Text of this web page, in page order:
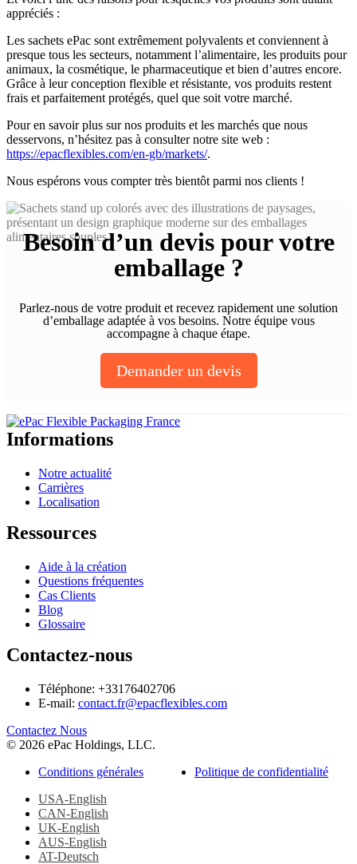
appréciés :
Les sachets ePac sont extrêmement polyvalents et conviennent à
presque tous les secteurs, notamment l’alimentaire, les produits pour
animaux, la cosmétique, le pharmaceutique et bien d’autres encore.
Grâce à leur conception flexible et résistante, vos produits restent
frais et parfaitement protégés, quel que soit votre marché.
Pour en savoir plus sur nos produits et les marchés que nous
desservons, n’hésitez pas à consulter notre site web :
https://epacflexibles.com/en-gb/markets/.
Nous espérons vous compter très bientôt parmi nos clients !
Besoin d’un devis pour votre
emballage ?
Parlez-nous de votre produit et recevez rapidement une solution
d’emballage adaptée à vos besoins. Notre équipe vous
accompagne à chaque étape.
Demander un devis
Informations
Notre actualité
Carrières
Localisation
Ressources
Aide à la création
Questions fréquentes
Cas Clients
Blog
Glossaire
Contactez-nous
Téléphone: +33176402706
E-mail: contact.fr@epacflexibles.com
facebook
youtube
linkedin
instagram
Contactez Nous
© 2026 ePac Holdings, LLC.
Conditions générales
Politique de confidentialité
USA-English
CAN-English
UK-English
AUS-English
AT-Deutsch